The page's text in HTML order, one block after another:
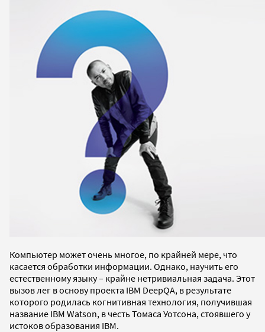
Компьютер может очень многое, по крайней мере, что
касается обработки информации. Однако, научить его
естественному языку – крайне нетривиальная задача. Этот
вызов лег в основу проекта IBM DeepQA, в результате
которого родилась когнитивная технология, получившая
название IBM Watson, в честь Томаса Уотсона, стоявшего у
истоков образования IBM.